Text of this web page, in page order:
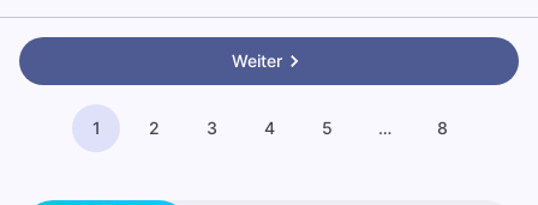
Weiter
1 2 3 4 5 … 8